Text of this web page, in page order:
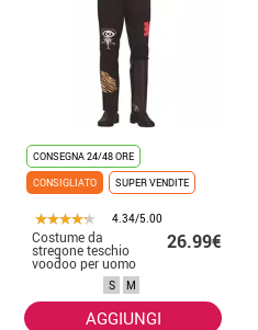
CONSEGNA 24/48 ORE
CONSIGLIATO
SUPER VENDITE
4.34/5.00
Costume da
stregone teschio
voodoo per uomo
26.99€
S M
AGGIUNGI